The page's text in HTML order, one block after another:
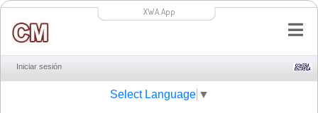
XWA.App
Iniciar sesión
Select Language ▼